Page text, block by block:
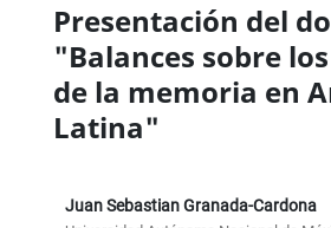
Presentación del
"Balances sobre
de la memoria en
Latina"
Juan Sebastian Granada-Cardona